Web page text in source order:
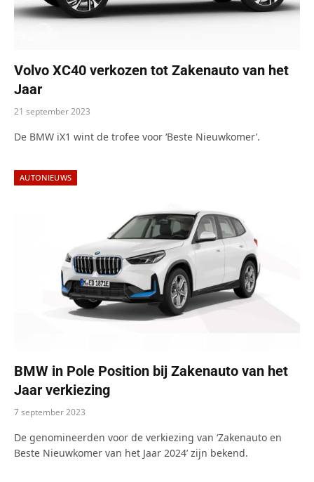
Volvo XC40 verkozen tot Zakenauto van het
Jaar
21 september 2023
De BMW iX1 wint de trofee voor ‘Beste Nieuwkomer’.
AUTONIEUWS
BMW in Pole Position bij Zakenauto van het
Jaar verkiezing
7 september 2023
De genomineerden voor de verkiezing van ‘Zakenauto en
Beste Nieuwkomer van het Jaar 2024’ zijn bekend.